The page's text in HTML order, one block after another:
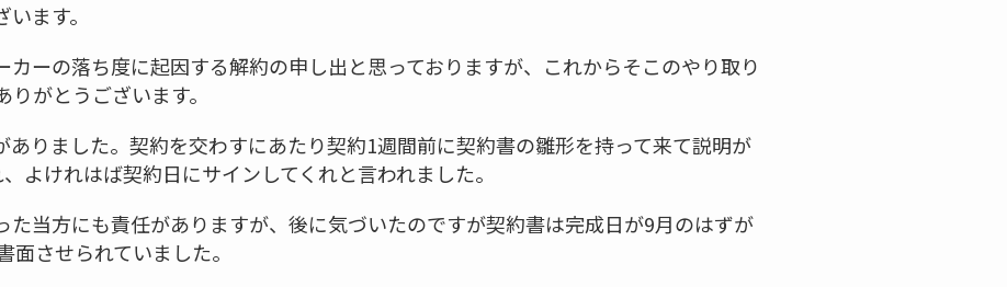
ます。
カーの落ち度に起因する解約の申し出と思っておりますが、これからそこのやり取り
がとうございます。
ありました。契約を交わすにあたり契約1週間前に契約書の雛形を持って来て説明が
よけれはば契約日にサインしてくれと言われました。
た当方にも責任がありますが、後に気づいたのですが契約書は完成日が9月のはずが
させられていました。